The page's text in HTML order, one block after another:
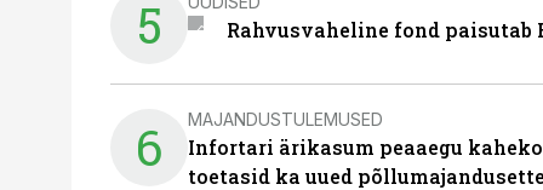
5 Rahvusvaheline fond paisutab
6 MAJANDUSTULEMUSED
Infortari ärikasum peaaegu
toetasid ka uued